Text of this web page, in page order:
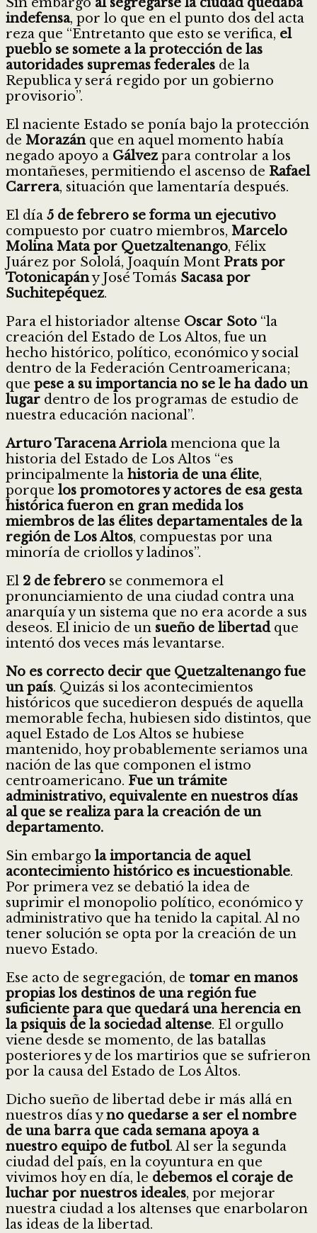
indefensa, por lo que en el punto dos del acta
reza que “Entretanto que esto se verifica, el
pueblo se somete a la protección de las
autoridades supremas federales de la
Republica y será regido por un gobierno
provisorio”.
El naciente Estado se ponía bajo la protección
de Morazán que en aquel momento había
negado apoyo a Gálvez para controlar a los
montañeses, permitiendo el ascenso de Rafael
Carrera, situación que lamentaría después.
El día 5 de febrero se forma un ejecutivo
compuesto por cuatro miembros, Marcelo
Molina Mata por Quetzaltenango, Félix
Juárez por Sololá, Joaquín Mont Prats por
Totonicapány José Tomás Sacasa por
Suchitepéquez.
Para el historiador altense Oscar Soto “la
creación del Estado de Los Altos, fue un
hecho histórico, político, económico y social
dentro de la Federación Centroamericana;
que pese a su importancia no se le ha dado un
lugar dentro de los programas de estudio de
nuestra educación nacional”.
Arturo Taracena Arriolamenciona que la
historia del Estado de Los Altos “es
principalmente la historia de una élite,
porque los promotores y actores de esa gesta
histórica fueron en gran medida los
miembros de las élites departamentales de la
región de Los Altos, compuestas por una
minoría de criollos y ladinos”.
El 2 de febrero se conmemora el
pronunciamiento de una ciudad contra una
anarquía y un sistema que no era acorde a sus
deseos. El inicio de un sueño de libertadque
intentó dos veces más levantarse.
No es correcto decir que Quetzaltenango fue
un país. Quizás si los acontecimientos
históricos que sucedieron después de aquella
memorable fecha, hubiesen sido distintos, que
aquel Estado de Los Altos se hubiese
mantenido, hoy probablemente seriamos una
nación de las que componen el istmo
centroamericano. Fue un trámite
administrativo, equivalente en nuestros días
al que se realiza para la creación de un
departamento.
Sin embargo la importancia de aquel
acontecimiento histórico es incuestionable.
Por primera vez se debatió la idea de
suprimir el monopolio político, económico y
administrativo que ha tenido la capital. Al no
tener solución se opta por la creación de un
nuevo Estado.
Ese acto de segregación, de tomar en manos
propias los destinos de una región fue
suficiente para que quedará una herencia en
la psiquis de la sociedad altense. El orgullo
viene desde se momento, de las batallas
posteriores y de los martirios que se sufrieron
por la causa del Estado de Los Altos.
Dicho sueño de libertad debe ir más allá en
nuestros días yno quedarse a ser el nombre
de una barra que cada semana apoya a
nuestro equipo de futbol. Al ser la segunda
ciudad del país, en la coyuntura en que
vivimos hoy en día, le debemos el coraje de
luchar por nuestros ideales, por mejorar
nuestra ciudad a los altenses que enarbolaron
las ideas de la libertad.